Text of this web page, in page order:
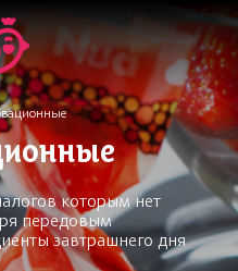
которым нет
передовым
завтрашнего дня